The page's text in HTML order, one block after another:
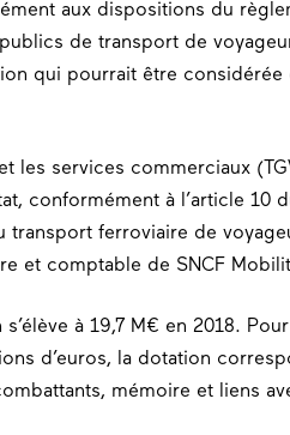
aux dispositions du
de transport de
qui pourrait être considérée
les services commerciaux
conformément à l’article 10
transport ferroviaire de
et comptable de SNCF
à 19,7 M€ en 2018.
d’euros, la dotation
mémoire et liens